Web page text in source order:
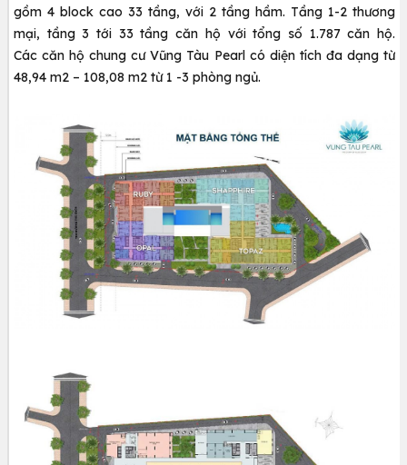
gồm 4 block cao 33 tầng, với 2 tầng hầm. Tầng 1-2 thương
mại, tầng 3 tới 33 tầng căn hộ với tổng số 1.787 căn hộ.
Các căn hộ chung cư Vũng Tàu Pearl có diện tích đa dạng từ
48,94 m2 – 108,08 m2 từ 1 -3 phòng ngủ.